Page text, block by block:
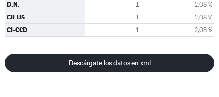
D.N. 1 2,08 %
CILUS 1 2,08 %
CI-CCD 1 2,08 %
Descárgate los datos en xml